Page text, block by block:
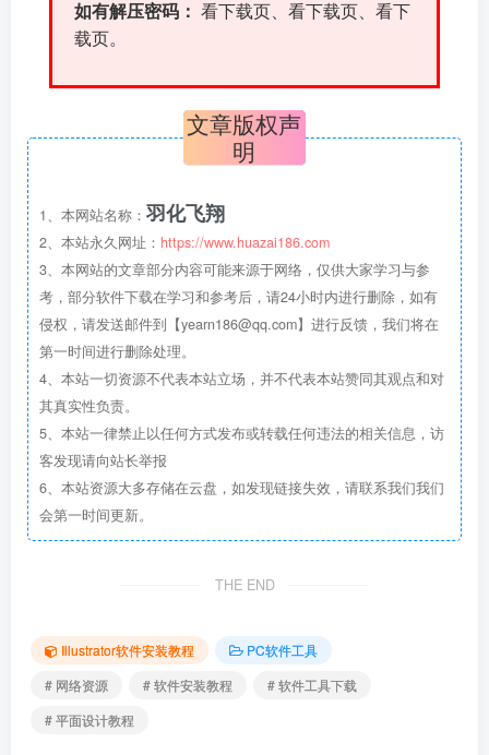
如有解压密码： 看下载页、看下载页、看下
载页。
文章版权声
明
1、本网站名称： 羽化飞翔
2、本站永久网址： https://www.huazai186.com
3、本网站的文章部分内容可能来源于网络，仅供大家学习与参
考，部分软件下载在学习和参考后，请24小时内进行删除，如有
侵权，请发送邮件到【yearn186@qq.com】进行反馈，我们将在
第一时间进行删除处理。
4、本站一切资源不代表本站立场，并不代表本站赞同其观点和对
其真实性负责。
5、本站一律禁止以任何方式发布或转载任何违法的相关信息，访
客发现请向站长举报
6、本站资源大多存储在云盘，如发现链接失效，请联系我们我们
会第一时间更新。
THE END
Illustrator软件安装教程
PC软件工具
# 网络资源
# 软件安装教程
# 软件工具下载
# 平面设计教程